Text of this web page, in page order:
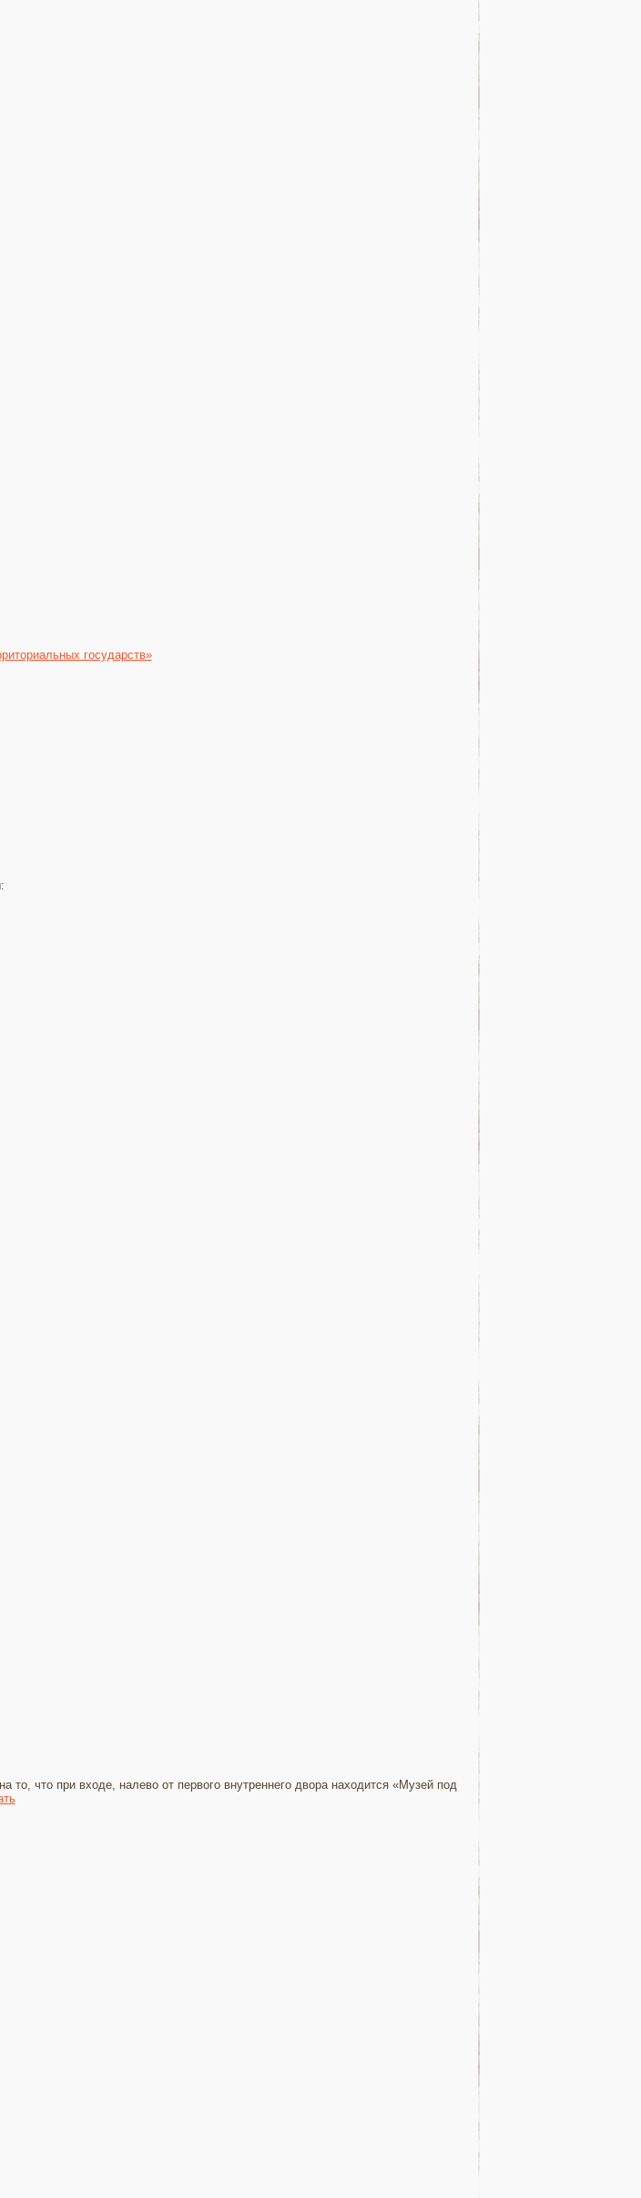
государств»
то, что при входе, налево от первого внутреннего двора находится «Музей под